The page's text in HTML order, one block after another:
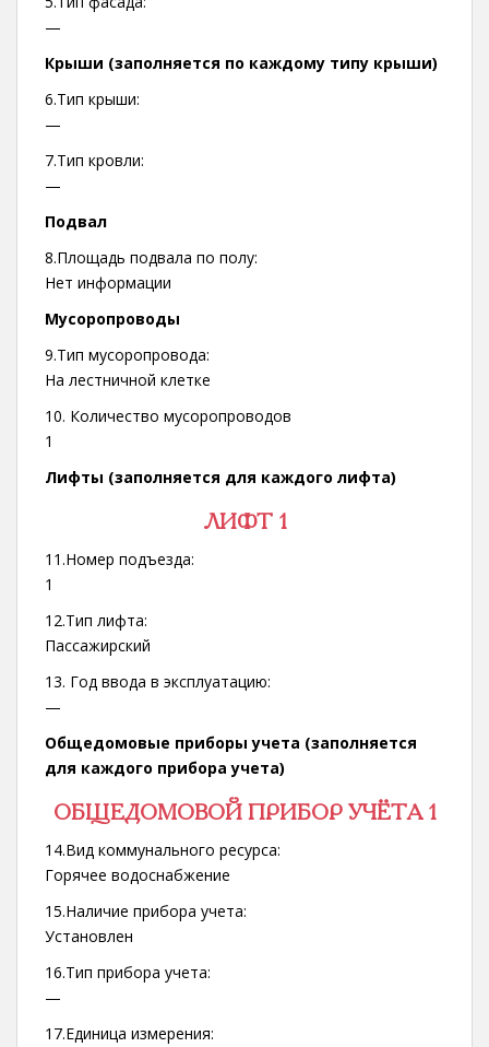
—
Крыши (заполняется по каждому типу крыши)
6.Тип крыши:
—
7.Тип кровли:
—
Подвал
8.Площадь подвала по полу:
Нет информации
Мусоропроводы
9.Тип мусоропровода:
На лестничной клетке
10. Количество мусоропроводов
1
Лифты (заполняется для каждого лифта)
ЛИФТ 1
11.Номер подъезда:
1
12.Тип лифта:
Пассажирский
13. Год ввода в эксплуатацию:
—
Общедомовые приборы учета (заполняется
для каждого прибора учета)
ОБЩЕДОМОВОЙ ПРИБОР УЧЁТА 1
14.Вид коммунального ресурса:
Горячее водоснабжение
15.Наличие прибора учета:
Установлен
16.Тип прибора учета:
—
17.Единица измерения: